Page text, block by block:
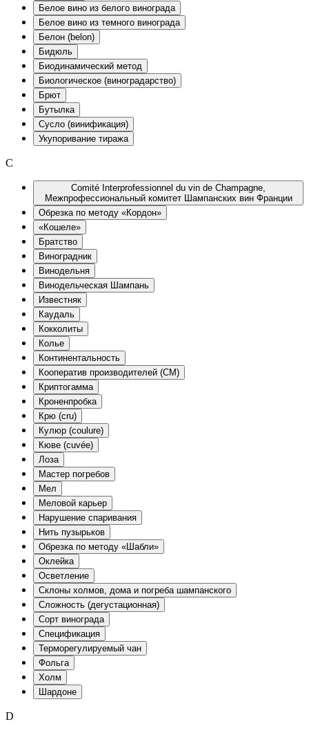
Белое вино из белого винограда
Белое вино из темного винограда
Белон (belon)
Бидюль
Биодинамический метод
Биологическое (виноградарство)
Брют
Бутылка
Сусло (винификация)
Укупоривание тиража
C
Comité Interprofessionnel du vin de Champagne,
Межпрофессиональный комитет Шампанских вин Франции
Oбрезка по методу «Кордон»
«Кошеле»
Братство
Виноградник
Винодельня
Винодельческая Шампань
Известняк
Каудаль
Кокколиты
Колье
Континентальность
Кооператив производителей (CM)
Криптогамма
Кроненпробка
Крю (cru)
Кулюр (coulure)
Кюве (cuvée)
Лоза
Мастер погребов
Мел
Меловой карьер
Нарушение спаривания
Нить пузырьков
Обрезка по методу «Шабли»
Оклейка
Осветление
Склоны холмов, дома и погреба шампанского
Сложность (дегустационная)
Сорт винограда
Спецификация
Терморегулируемый чан
Фольга
Холм
Шардоне
D